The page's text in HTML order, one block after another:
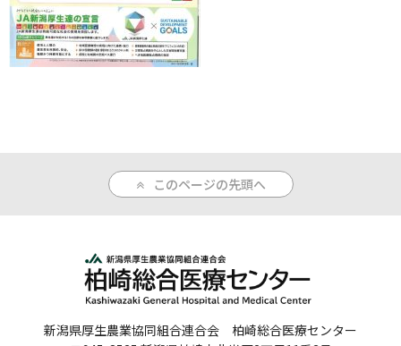
医療関係者の方へ
病院誌
反社会的勢力に対する基本方針
サイトマップ
このページの先頭へ
新潟県厚生農業協同組合連合会 柏崎総合医療センター